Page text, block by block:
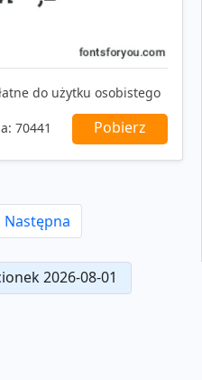
do użytku osobistego
70441 Pobierz
Następna
2026-08-01